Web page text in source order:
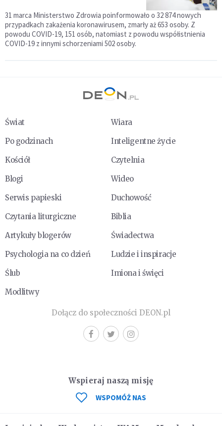
31 marca Ministerstwo Zdrowia poinformowało o 32 874 nowych
przypadkach zakażenia koronawirusem, zmarły aż 653 osoby. Z
powodu COVID-19, 151 osób, natomiast z powodu współistnienia
COVID-19 z innymi schorzeniami 502 osoby.
Świat
Wiara
Po godzinach
Inteligentne życie
Kościół
Czytelnia
Blogi
Wideo
Serwis papieski
Duchowość
Czytania liturgiczne
Biblia
Artykuły blogerów
Świadectwa
Psychologia na co dzień
Ludzie i inspiracje
Ślub
Imiona i święci
Modlitwy
Dołącz do społeczności DEON.pl
Wspieraj naszą misję
WSPOMÓŻ NAS